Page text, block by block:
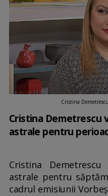
Cristina
Cristina Demetrescu
astrale pentru
Cristina
astrale pentru
cadrul emisiunii